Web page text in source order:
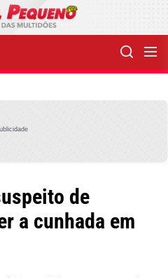
de
a cunhada em